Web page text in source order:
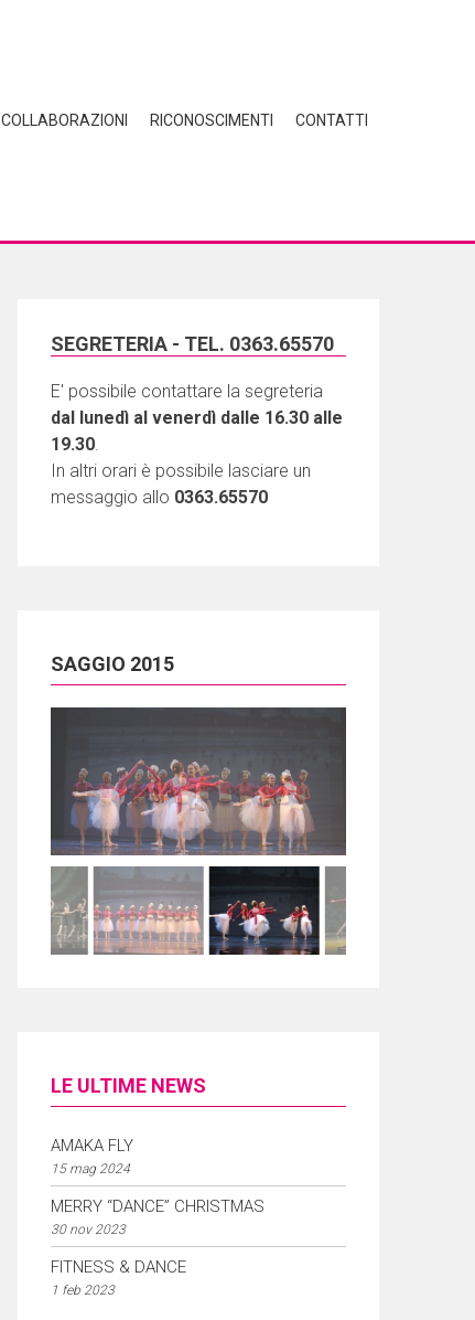
COLLABORAZIONI RICONOSCIMENTI CONTATTI
SEGRETERIA - TEL. 0363.65570
E' possibile contattare la segreteria
dal lunedì al venerdì dalle 16.30 alle
19.30.
In altri orari è possibile lasciare un
messaggio allo 0363.65570
SAGGIO 2015
LE ULTIME NEWS
AMAKA FLY
15 mag 2024
MERRY “DANCE” CHRISTMAS
30 nov 2023
FITNESS & DANCE
1 feb 2023